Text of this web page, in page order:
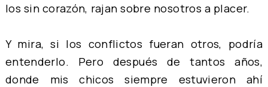
los sin corazón, rajan sobre nosotros a placer.
Y mira, si los conflictos fueran otros, podría
entenderlo. Pero después de tantos años,
donde mis chicos siempre estuvieron ahí